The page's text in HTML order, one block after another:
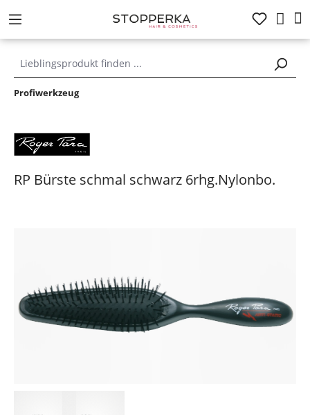
springen
Profiwerkzeug
RP Bürste schmal schwarz 6rhg.Nylonbo.